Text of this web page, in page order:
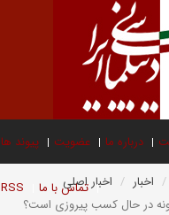
درباره ما عضویت پیوند ها
تماس با ما RSS اخبار
اخبار اصلی
در حال کسب پیروزی است؟